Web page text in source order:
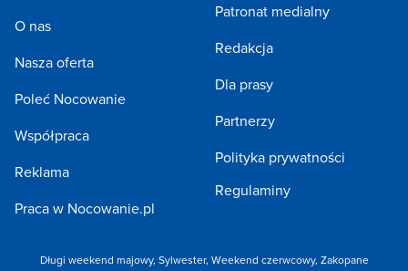
O nas
Nasza oferta
Poleć Nocowanie
Współpraca
Reklama
Praca w Nocowanie.pl
Patronat medialny
Redakcja
Dla prasy
Partnerzy
Polityka prywatności
Regulaminy
Długi weekend majowy, Sylwester, Weekend czerwcowy, Zakopane